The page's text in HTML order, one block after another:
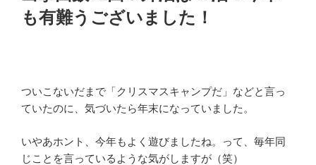
も有難うございました！
ついこないだまで「クリスマスキャンプだ」などと言っ
ていたのに、気づいたら年末になっていました。
いやあホント、今年もよく遊びましたね。って、毎年同
じことを言っているような気がしますが（笑）